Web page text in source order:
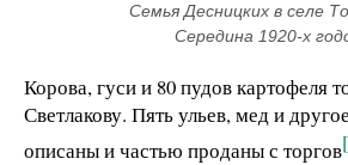
Семья Десницких в селе
Середина 1920-х
Корова, гуси и 80 пудов картофеля
Светлакову. Пять ульев, мед и
описаны и частью проданы с торгов